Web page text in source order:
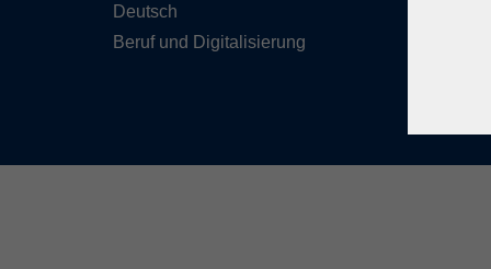
Deutsch
Beruf und Digitalisierung